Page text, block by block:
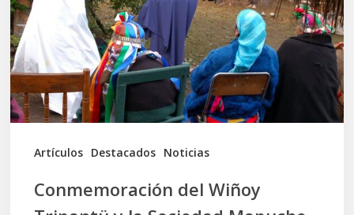
Artículos Destacados Noticias
y
la
Sociedad
Mapuche
Ancestral
Conmemoración del Wiñoy